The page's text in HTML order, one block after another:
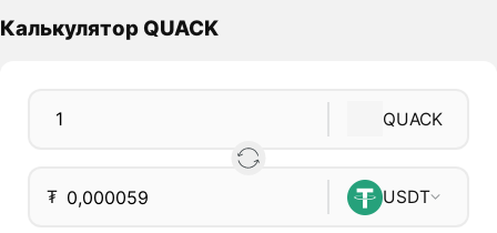
Калькулятор QUACK
QUACK
₮ USDT